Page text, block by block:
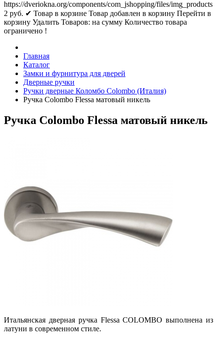
https://dveriokna.org/components/com_jshopping/files/img_products
2 руб. ✔ Товар в корзине Товар добавлен в корзину Перейти в
корзину Удалить Товаров: на сумму Количество товара
ограничено !
Главная
Каталог
Замки и фурнитура для дверей
Дверные ручки
Ручки дверные Коломбо Colombo (Италия)
Ручка Colombo Flessa матовый никель
Ручка Colombo Flessa матовый никель
Итальянская дверная ручка Flessa COLOMBO выполнена из
латуни в современном стиле.